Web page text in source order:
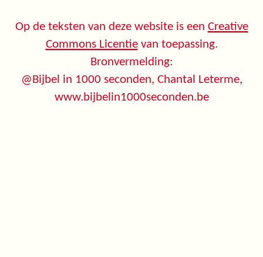
Op de teksten van deze website is een Creative
Commons Licentievan toepassing.
Bronvermelding:
@Bijbel in 1000 seconden, Chantal Leterme,
www.bijbelin1000seconden.be